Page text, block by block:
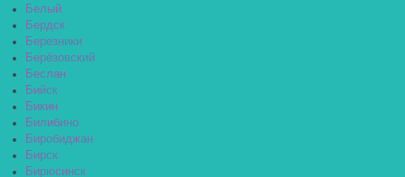
Белый
Бердск
Березники
Берёзовский
Беслан
Бийск
Бикин
Билибино
Биробиджан
Бирск
Бирюсинск